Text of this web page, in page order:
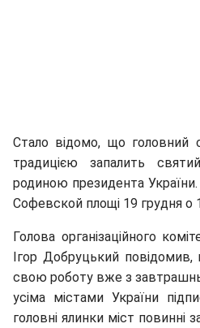
Стало відомо, що головний
традицією запалить
родиною президента України.
Софевской площі 19 грудня о
Голова організаційного
Ігор Добруцький
свою роботу вже з
усіма містами України
головні ялинки міст повинні